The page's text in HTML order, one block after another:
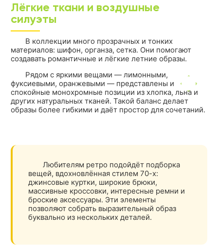
Лёгкие ткани и воздушные
силуэты
В коллекции много прозрачных и тонких
материалов: шифон, органза, сетка. Они помогают
создавать романтичные и лёгкие летние образы.
Рядом с яркими вещами — лимонными,
фуксиевыми, оранжевыми — представлены и
спокойные монохромные позиции из хлопка, льна и
других натуральных тканей. Такой баланс делает
образы более гибкими и даёт простор для сочетаний.
Любителям ретро подойдёт подборка
вещей, вдохновлённая стилем 70-х:
джинсовые куртки, широкие брюки,
массивные кроссовки, интересные ремни и
броские аксессуары. Эти элементы
позволяют собрать выразительный образ
буквально из нескольких деталей.